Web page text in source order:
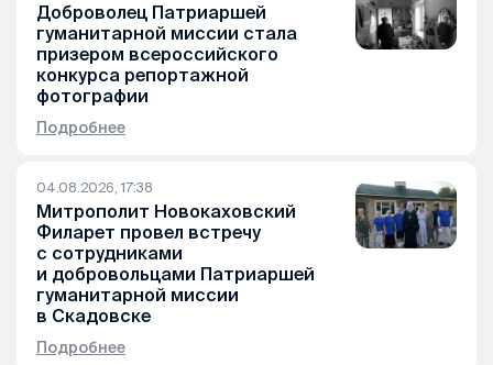
Доброволец Патриаршей
гуманитарной миссии стала
призером всероссийского
конкурса репортажной
фотографии
Подробнее
04.08.2026, 17:38
Митрополит Новокаховский
Филарет провел встречу
с сотрудниками
и добровольцами Патриаршей
гуманитарной миссии
в Скадовске
Подробнее